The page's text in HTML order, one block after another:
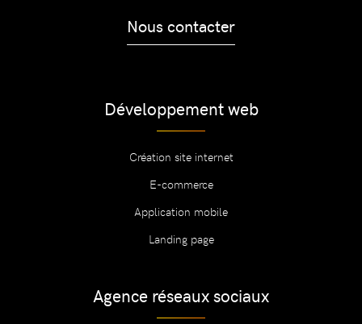
Nous contacter
Développement web
Création site internet
E-commerce
Application mobile
Landing page
Agence réseaux sociaux